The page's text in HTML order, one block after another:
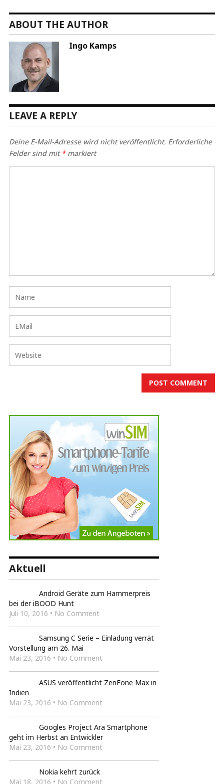
ABOUT THE AUTHOR
Ingo Kamps
LEAVE A REPLY
Deine E-Mail-Adresse wird nicht veröffentlicht. Erforderliche
Felder sind mit *markiert
Aktuell
Android Geräte zum Hammerpreis
bei der iBOOD Hunt
Juli 10, 2016 • No Comment
Samsung C Serie – Einladung verrät
Vorstellung am 26. Mai
Mai 23, 2016 • No Comment
ASUS veröffentlicht ZenFone Max in
Indien
Mai 23, 2016 • No Comment
Googles Project Ara Smartphone
geht im Herbst an Entwickler
Mai 23, 2016 • No Comment
Nokia kehrt zurück
Mai 18, 2016 • No Comment